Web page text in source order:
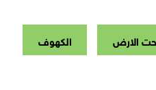
الارض الكهوف